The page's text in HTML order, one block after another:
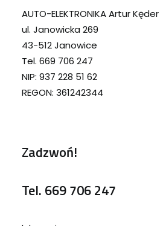
AUTO-ELEKTRONIKA Artur Kęder
ul. Janowicka 269
43-512 Janowice
Tel. 669 706 247
NIP: 937 228 51 62
REGON: 361242344
Zadzwoń!
Tel. 669 706 247